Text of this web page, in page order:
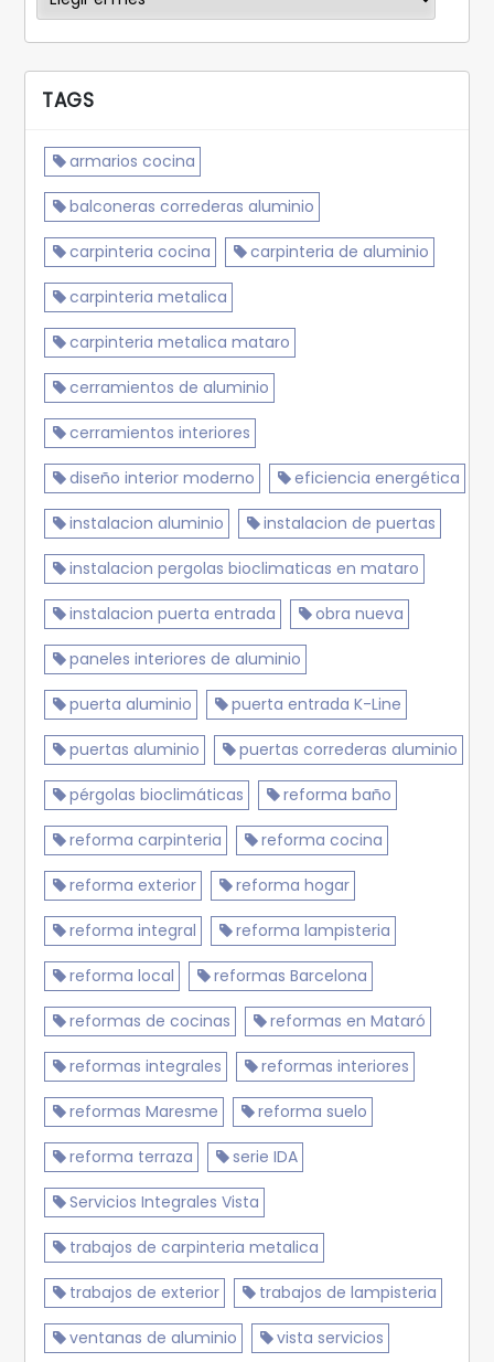
TAGS
armarios cocina
balconeras correderas aluminio
carpinteria cocina carpinteria de aluminio
carpinteria metalica
carpinteria metalica mataro
cerramientos de aluminio
cerramientos interiores
diseño interior moderno eficiencia energética
instalacion aluminio instalacion de puertas
instalacion pergolas bioclimaticas en mataro
instalacion puerta entrada obra nueva
paneles interiores de aluminio
puerta aluminio puerta entrada K-Line
puertas aluminio puertas correderas aluminio
pérgolas bioclimáticas reforma baño
reforma carpinteria reforma cocina
reforma exterior reforma hogar
reforma integral reforma lampisteria
reforma local reformas Barcelona
reformas de cocinas reformas en Mataró
reformas integrales reformas interiores
reformas Maresme reforma suelo
reforma terraza serie IDA
Servicios Integrales Vista
trabajos de carpinteria metalica
trabajos de exterior trabajos de lampisteria
ventanas de aluminio vista servicios